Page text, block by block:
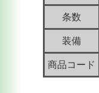
条数
装備
商品コード